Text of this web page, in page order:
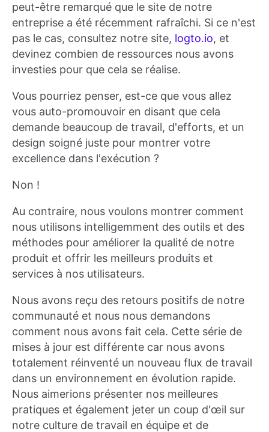
peut-être remarqué que le site de notre
entreprise a été récemment rafraîchi. Si ce n'est
pas le cas, consultez notre site, logto.io, et
devinez combien de ressources nous avons
investies pour que cela se réalise.
Vous pourriez penser, est-ce que vous allez
vous auto-promouvoir en disant que cela
demande beaucoup de travail, d'efforts, et un
design soigné juste pour montrer votre
excellence dans l'exécution ?
Non !
Au contraire, nous voulons montrer comment
nous utilisons intelligemment des outils et des
méthodes pour améliorer la qualité de notre
produit et offrir les meilleurs produits et
services à nos utilisateurs.
Nous avons reçu des retours positifs de notre
communauté et nous nous demandons
comment nous avons fait cela. Cette série de
mises à jour est différente car nous avons
totalement réinventé un nouveau flux de travail
dans un environnement en évolution rapide.
Nous aimerions présenter nos meilleures
pratiques et également jeter un coup d'œil sur
notre culture de travail en équipe et de